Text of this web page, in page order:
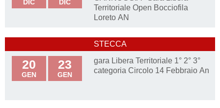
DIC DIC
Territoriale Open Bocciofila
Loreto AN
STECCA
20
GEN
23
GEN
gara Libera Territoriale 1° 2° 3°
categoria Circolo 14 Febbraio An